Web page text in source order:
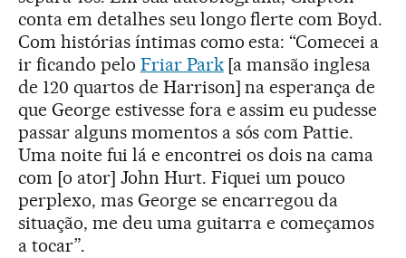
conta em detalhes seu longo flerte com Boyd.
Com histórias íntimas como esta: “Comecei a
ir ficando pelo Friar Park[a mansão inglesa
de 120 quartos de Harrison] na esperança de
que George estivesse fora e assim eu pudesse
passar alguns momentos a sós com Pattie.
Uma noite fui lá e encontrei os dois na cama
com [o ator] John Hurt. Fiquei um pouco
perplexo, mas George se encarregou da
situação, me deu uma guitarra e começamos
a tocar”.